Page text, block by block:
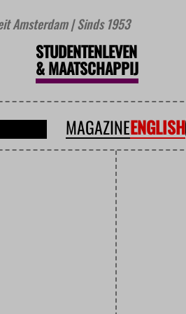
Amsterdam | Sinds 1953
STUDENTENLEVEN
&MAATSCHAPPIJ
MAGAZINEENGLISH